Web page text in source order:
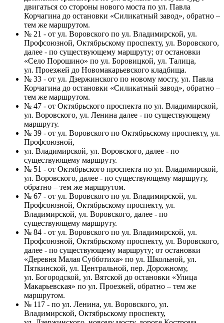
двигаться со стороны нового моста по ул. Павла
Корчагина до остановки «Силикатный завод», обратно –
тем же маршрутом.
№ 21 - от ул. Воровского по ул. Владимирской, ул.
Профсоюзной, Октябрьскому проспекту, ул. Воровского,
далее - по существующему маршруту; от остановки
«Село Порошино» по ул. Боровицкой, ул. Талица,
ул. Проезжей до Новомакарьевского кладбища.
№ 33 - от ул. Дзержинского по новому мосту, ул. Павла
Корчагина до остановки «Силикатный завод», обратно –
тем же маршрутом.
№ 47 - от Октябрьского проспекта по ул. Владимирской,
ул. Воровского, ул. Ленина далее - по существующему
маршруту.
№ 39 - от ул. Воровского по Октябрьскому проспекту, ул.
Профсоюзной,
ул. Владимирской, ул. Воровского, далее - по
существующему маршруту.
№ 51 - от Октябрьского проспекта по ул. Владимирской,
ул. Воровского, далее - по существующему маршруту,
обратно – тем же маршрутом.
№ 67 - от ул. Воровского по ул. Владимирской, ул.
Профсоюзной, Октябрьскому проспекту, ул.
Владимирской, ул. Воровского, далее - по
существующему маршруту.
№ 84 - от ул. Воровского по ул. Владимирской, ул.
Профсоюзной, Октябрьскому проспекту, ул. Воровского,
далее - по существующему маршруту; от остановки
«Деревня Малая Субботиха» по ул. Школьной, ул.
Пяткинской, ул. Центральной, пер. Дорожному,
ул. Богородской, ул. Вятской до остановки «Улица
Макарьевская» по ул. Проезжей, обратно – тем же
маршрутом.
№ 117 - по ул. Ленина, ул. Воровского, ул.
Владимирской, Октябрьскому проспекту,